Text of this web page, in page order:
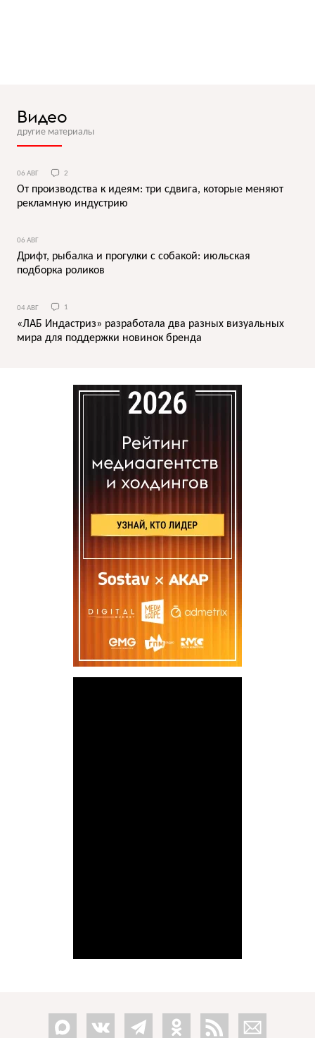
Видео
другие материалы
06 АВГ 2
От производства к идеям: три сдвига, которые меняют
рекламную индустрию
06 АВГ
Дрифт, рыбалка и прогулки с собакой: июльская
подборка роликов
04 АВГ 1
«ЛАБ Индастриз» разработала два разных визуальных
мира для поддержки новинок бренда